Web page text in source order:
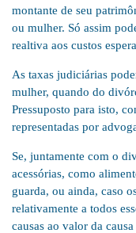
montante de seu
ou mulher. Só assim
realtiva aos custos
As taxas judiciárias
mulher, quando do
Pressuposto para isto,
representadas por
Se, juntamente com o
acessórias, como
guarda, ou ainda, caso
relativamente a todos
causas ao valor da